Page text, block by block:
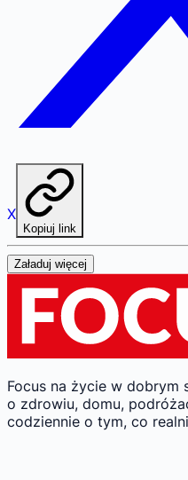
X
Kopiuj link
Załaduj więcej
Focus na życie w dobrym
o zdrowiu, domu,
codziennie o tym, co